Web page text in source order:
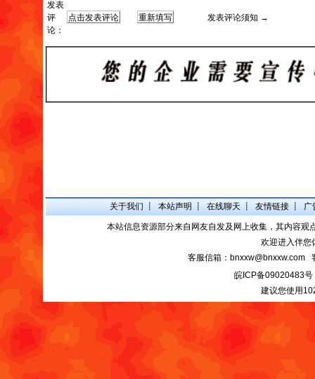
发表
评
论：
发表评论须知 →
关于我们 ┋ 本站声明 ┋ 在线聊天 ┋ 友情链接 ┋ 广
本站信息资源部分来自网友自发及网上收集，其内容
欢迎进入伴您
客服信箱：bnxxw@bnxxw.com
皖ICP备09020483号
建议您使用